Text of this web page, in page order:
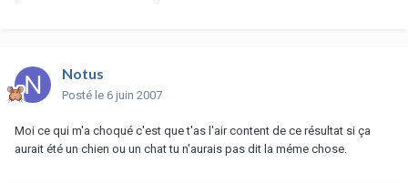
Notus
Posté le 6 juin 2007
Moi ce qui m'a choqué c'est que t'as l'air content de ce résultat si ça
aurait été un chien ou un chat tu n'aurais pas dit la méme chose.